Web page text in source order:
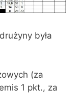
była
(za
1 pkt., za